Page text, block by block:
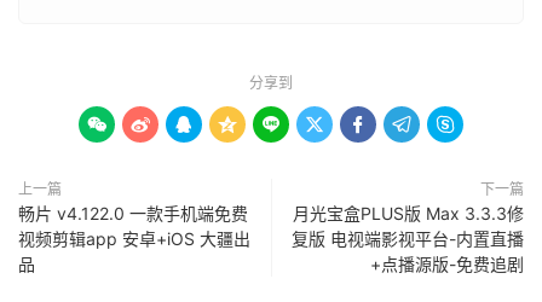
分享到
        
上一篇
畅片 v4.122.0 一款手机端免费
视频剪辑app 安卓+iOS 大疆出
品
下一篇
月光宝盒PLUS版 Max 3.3.3修
复版 电视端影视平台-内置直播
+点播源版-免费追剧